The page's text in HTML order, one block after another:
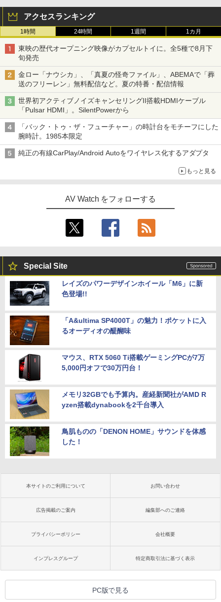
アクセスランキング
1時間 24時間 1週間 1カ月
東映の歴代オープニング映像がカプセルトイに。全5種で8月下
旬発売
金ロー「ナウシカ」、「真夏の怪奇ファイル」、ABEMAで「葬
送のフリーレン」無料配信など。夏の特番・配信情報
世界初アクティブノイズキャンセリングII搭載HDMIケーブル
「Pulsar HDMI」。SilentPowerから
「バック・トゥ・ザ・フューチャー」の時計台をモチーフにした
腕時計。1985本限定
純正の有線CarPlay/Android Autoをワイヤレス化するアダプタ
もっと見る
AV Watch をフォローする
Special Site
レイズのパワーデザインホイール「M6」に新
色登場!!
「A&ultima SP4000T」の魅力！ポケットに入
るオーディオの醍醐味
マウス、RTX 5060 Ti搭載ゲーミングPCが7万
5,000円オフで30万円台！
メモリ32GBでも予算内。産経新聞社がAMD R
yzen搭載dynabookを2千台導入
鳥肌ものの「DENON HOME」サウンドを体感
した！
本サイトのご利用について お問い合わせ
広告掲載のご案内 編集部へのご連絡
プライバシーポリシー 会社概要
インプレスグループ 特定商取引法に基づく表示
PC版で見る